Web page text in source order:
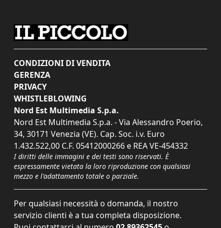
CONDIZIONI DI VENDITA
GERENZA
PRIVACY
WHISTLEBLOWING
Nord Est Multimedia S.p.a.
Nord Est Multimedia S.p.a. - Via Alessandro Poerio,
34, 30171 Venezia (VE). Cap. Soc. i.v. Euro
1.432.522,00 C.F. 05412000266 e REA VE-454332
I diritti delle immagini e dei testi sono riservati. È
espressamente vietata la loro riproduzione con qualsiasi
mezzo e l'adattamento totale o parziale.
Per qualsiasi necessità o domanda, il nostro
servizio clienti è a tua completa disposizione.